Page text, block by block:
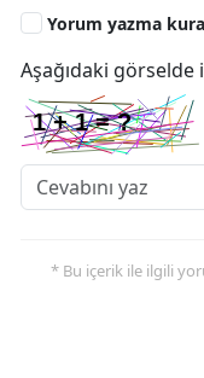
Yorum yazma
Aşağıdaki görselde
* Bu içerik ile ilgili